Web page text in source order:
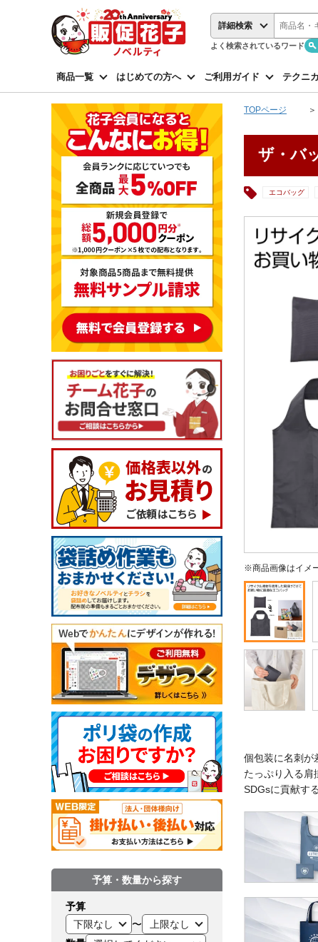
詳細検索
よく検索されているワード
商品一覧 はじめての方へ ご利用ガイド テクニ
TOPページ
ザ・バ
エコバッグ
※商品画像はイメ
個包装に名刺が
たっぷり入る肩
SDGsに貢献す
予算・数量から探す
予算
〜